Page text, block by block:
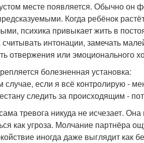
месте появляется. Обычно он
Когда ребёнок
психика привыкает жить в
считывать интонации, замечать
отвержения или эмоционального
болезненная установка:
если я всё контролирую -
следить за происходящим -
тревога никуда не исчезает.
как угроза. Молчание партнёра
иногда даже выглядит как